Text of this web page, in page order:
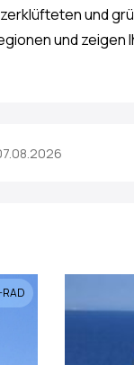
und
und zeigen